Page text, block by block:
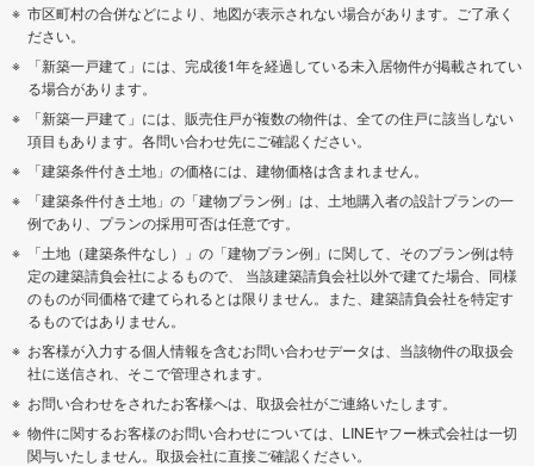
市区町村の合併などにより、地図が表示されない場合があります。ご了承く
ださい。
「新築一戸建て」には、完成後1年を経過している未入居物件が掲載されてい
る場合があります。
「新築一戸建て」には、販売住戸が複数の物件は、全ての住戸に該当しない
項目もあります。各問い合わせ先にご確認ください。
「建築条件付き土地」の価格には、建物価格は含まれません。
「建築条件付き土地」の「建物プラン例」は、土地購入者の設計プランの一
例であり、プランの採用可否は任意です。
「土地（建築条件なし）」の「建物プラン例」に関して、そのプラン例は特
定の建築請負会社によるもので、 当該建築請負会社以外で建てた場合、同様
のものが同価格で建てられるとは限りません。また、建築請負会社を特定す
るものではありません。
お客様が入力する個人情報を含むお問い合わせデータは、当該物件の取扱会
社に送信され、そこで管理されます。
お問い合わせをされたお客様へは、取扱会社がご連絡いたします。
物件に関するお客様のお問い合わせについては、LINEヤフー株式会社は一切
関与いたしません。取扱会社に直接ご確認ください。